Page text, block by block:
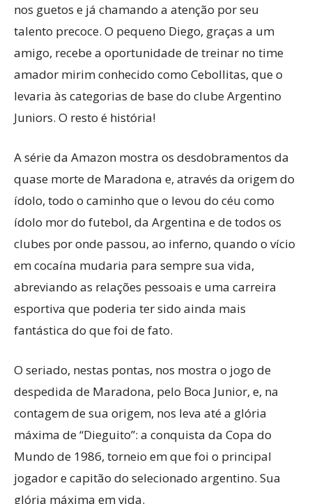
nos guetos e já chamando a atenção por seu
talento precoce. O pequeno Diego, graças a um
amigo, recebe a oportunidade de treinar no time
amador mirim conhecido como Cebollitas, que o
levaria às categorias de base do clube Argentino
Juniors. O resto é história!
A série da Amazon mostra os desdobramentos da
quase morte de Maradona e, através da origem do
ídolo, todo o caminho que o levou do céu como
ídolo mor do futebol, da Argentina e de todos os
clubes por onde passou, ao inferno, quando o vício
em cocaína mudaria para sempre sua vida,
abreviando as relações pessoais e uma carreira
esportiva que poderia ter sido ainda mais
fantástica do que foi de fato.
O seriado, nestas pontas, nos mostra o jogo de
despedida de Maradona, pelo Boca Junior, e, na
contagem de sua origem, nos leva até a glória
máxima de “Dieguito”: a conquista da Copa do
Mundo de 1986, torneio em que foi o principal
jogador e capitão do selecionado argentino. Sua
glória máxima em vida.